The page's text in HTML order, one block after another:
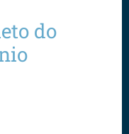
do